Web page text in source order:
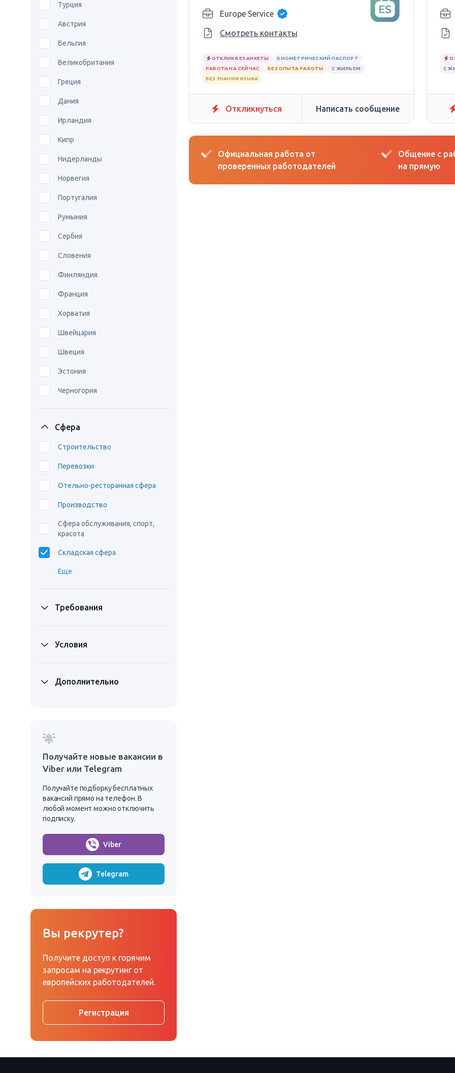
Турция
Австрия
Бельгия
Великобритания
Греция
Дания
Ирландия
Кипр
Нидерланды
Норвегия
Португалия
Румыния
Сербия
Словения
Финляндия
Франция
Хорватия
Швейцария
Швеция
Эстония
Черногория
Сфера
Строительство
Перевозки
Отельно-ресторанная сфера
Производство
Сфера обслуживания, спорт,
красота
Складская сфера
Еще
Требования
Условия
Дополнительно
Получайте новые вакансии в
Viber или Telegram
Получайте подборку бесплатных
вакансий прямо на телефон. В
любой момент можно отключить
подписку.
Viber
Telegram
Вы рекрутер?
Получите доступ к горячим
запросам на рекрутинг от
европейских работодателей.
Регистрация
Europe Service
Смотреть контакты
ОТКЛИК БЕЗ АНКЕТЫ
БИОМЕТРИЧЕСКИЙ ПАСПОРТ
РАБОТА НА СЕЙЧАС
БЕЗ ОПЫТА РАБОТЫ
С ЖИЛЬЕМ
БЕЗ ЗНАНИЯ ЯЗЫКА
Откликнуться Написать сообщение
С
Официальная работа от
проверенных работодателей
Общение с
на прямую